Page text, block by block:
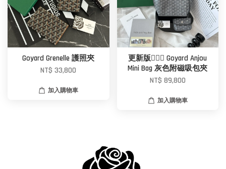
Goyard Grenelle 護照夾
NT$ 33,800
加入購物車
更新版🙆🏼‍♀️ Goyard Anjou
Mini Bag 灰色附磁吸包夾
NT$ 89,800
加入購物車